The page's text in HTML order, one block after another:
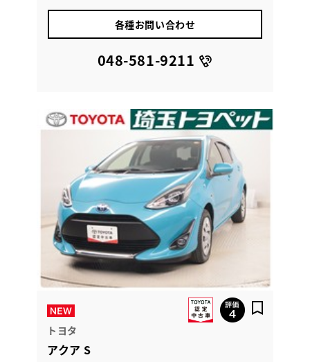
各種お問い合わせ
048-581-9211
トヨタ
アクア S